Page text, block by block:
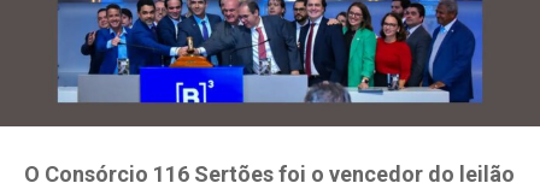
O Consórcio 116 Sertões foi o vencedor do leilão